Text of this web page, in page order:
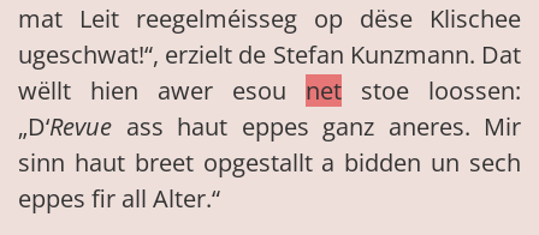
mat Leit reegelméisseg op dëse Klischee
ugeschwat!“, erzielt de Stefan Kunzmann. Dat
wëllt hien awer esou net stoe loossen:
„D‘Revue ass haut eppes ganz aneres. Mir
sinn haut breet opgestallt a bidden un sech
eppes fir all Alter.“